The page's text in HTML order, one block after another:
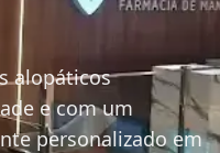
alopáticos
e com um
personalizado em